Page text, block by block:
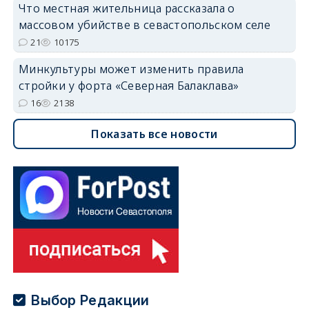
Что местная жительница рассказала о
массовом убийстве в севастопольском селе
21 10175
Минкультуры может изменить правила
стройки у форта «Северная Балаклава»
16 2138
Показать все новости
Выбор Редакции